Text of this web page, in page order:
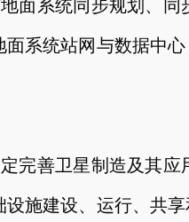
面系统同步规划、
系统站网与数据中
完善卫星制造及其
施建设、运行、共